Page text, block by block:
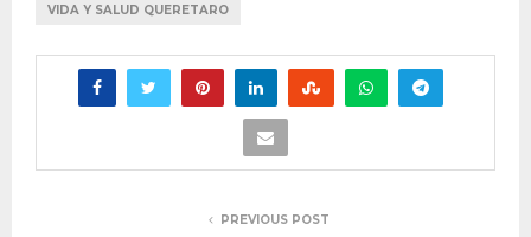
VIDA Y SALUD QUERETARO
PREVIOUS POST